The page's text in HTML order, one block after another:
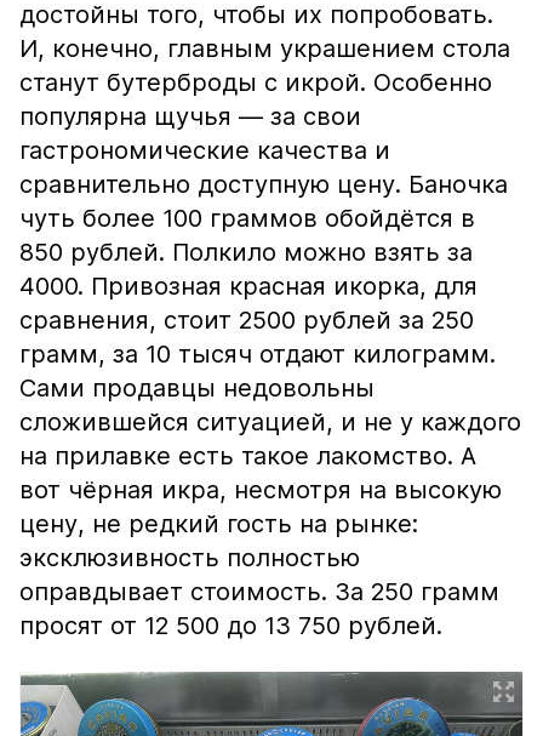
достойны того, чтобы их попробовать.
И, конечно, главным украшением стола
станут бутерброды с икрой. Особенно
популярна щучья — за свои
гастрономические качества и
сравнительно доступную цену. Баночка
чуть более 100 граммов обойдётся в
850 рублей. Полкило можно взять за
4000. Привозная красная икорка, для
сравнения, стоит 2500 рублей за 250
грамм, за 10 тысяч отдают килограмм.
Сами продавцы недовольны
сложившейся ситуацией, и не у каждого
на прилавке есть такое лакомство. А
вот чёрная икра, несмотря на высокую
цену, не редкий гость на рынке:
эксклюзивность полностью
оправдывает стоимость. За 250 грамм
просят от 12 500 до 13 750 рублей.